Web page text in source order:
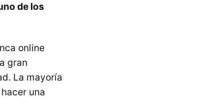
de los
online
gran
La mayoría
una